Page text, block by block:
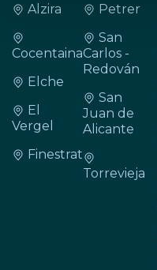
Alzira
Cocentaina
Elche
El
Vergel
Finestrat
Petrer
San
Carlos -
Redován
San
Juan de
Alicante
Torrevieja